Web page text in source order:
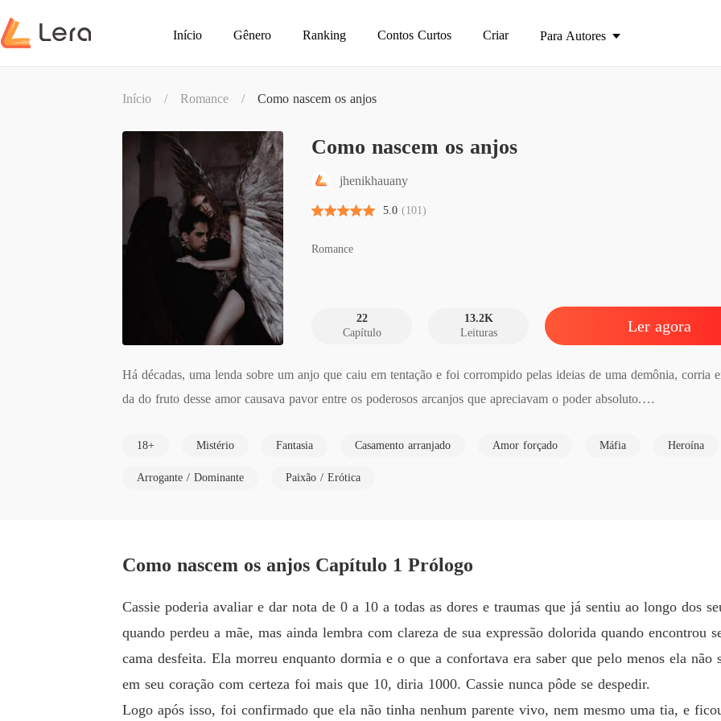
Início Gênero Ranking Contos Curtos Criar Para Autores
Início / Romance / Como nascem os anjos
Como nascem os anjos
jhenikhauany
5.0 (101)
Romance
22
Capítulo
13.2K
Leituras
Ler agora
Há décadas, uma lenda sobre um anjo que caiu em tentação e foi corrompido pelas ideias de uma demônia, corria
da do fruto desse amor causava pavor entre os poderosos arcanjos que apreciavam o poder absoluto.
ua sanidade mental com êxito.
Havia uma guerra entre o céu e o inferno da qual os humanos não sabiam e não deveriam saber, mas algo no
18+ Mistério Fantasia Casamento arranjado Amor forçado Máfia Heroína
Arrogante / Dominante Paixão / Erótica
Como nascem os anjos Capítulo 1 Prólogo
Cassie poderia avaliar e dar nota de 0 a 10 a todas as dores e traumas que já sentiu ao longo dos
quando perdeu a mãe, mas ainda lembra com clareza de sua expressão dolorida quando encontrou
cama desfeita. Ela morreu enquanto dormia e o que a confortava era saber que pelo menos ela
em seu coração com certeza foi mais que 10, diria 1000. Cassie nunca pôde se despedir.
Logo após isso, foi confirmado que ela não tinha nenhum parente vivo, nem mesmo uma tia, e
Como
Como